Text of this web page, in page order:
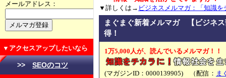
メールアドレス：
▼アクセスアップしたいなら
>> SEOのコツ
▼詳しくは→ ビジネスメルマガ：「知識を
まぐまぐ新着メルマガ 【ビジネ
得！
1万5,000人が、読んでいるメルマガ！！
(マガジンID：0000139905) （配信： ま